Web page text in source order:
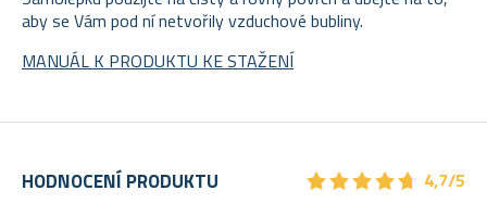
aby se Vám pod ní netvořily vzduchové bubliny.
MANUÁL K PRODUKTU KE STAŽENÍ
HODNOCENÍ PRODUKTU ★★★★★
★★★★★ 4,7/5